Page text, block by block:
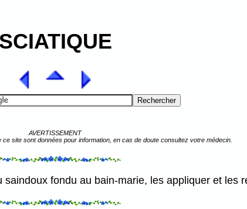
SCIATIQUE
AVERTISSEMENT
site sont données pour information, en cas de doute consultez votre médecin.
fondu au bain-marie, les appliquer et les